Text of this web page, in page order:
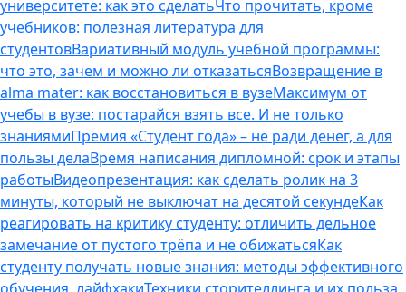
университете: как это сделатьЧто прочитать, кроме
учебников: полезная литература для
студентовВариативный модуль учебной программы:
что это, зачем и можно ли отказатьсяВозвращение в
alma mater: как восстановиться в вузеМаксимум от
учебы в вузе: постарайся взять все. И не только
знаниямиПремия «Студент года» – не ради денег, а для
пользы делаВремя написания дипломной: срок и этапы
работыВидеопрезентация: как сделать ролик на 3
минуты, который не выключат на десятой секундеКак
реагировать на критику студенту: отличить дельное
замечание от пустого трёпа и не обижатьсяКак
студенту получать новые знания: методы эффективного